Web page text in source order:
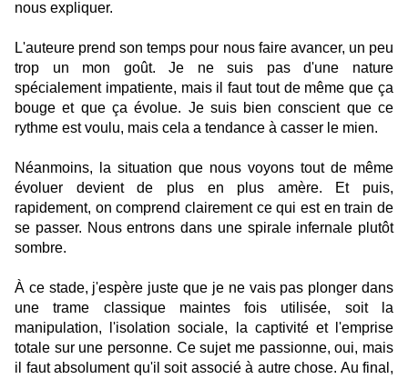
nous expliquer.
L'auteure prend son temps pour nous faire avancer, un peu
trop un mon goût. Je ne suis pas d'une nature
spécialement impatiente, mais il faut tout de même que ça
bouge et que ça évolue. Je suis bien conscient que ce
rythme est voulu, mais cela a tendance à casser le mien.
Néanmoins, la situation que nous voyons tout de même
évoluer devient de plus en plus amère. Et puis,
rapidement, on comprend clairement ce qui est en train de
se passer. Nous entrons dans une spirale infernale plutôt
sombre.
À ce stade, j'espère juste que je ne vais pas plonger dans
une trame classique maintes fois utilisée, soit la
manipulation, l'isolation sociale, la captivité et l'emprise
totale sur une personne. Ce sujet me passionne, oui, mais
il faut absolument qu'il soit associé à autre chose. Au final,